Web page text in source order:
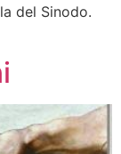
del Sinodo.